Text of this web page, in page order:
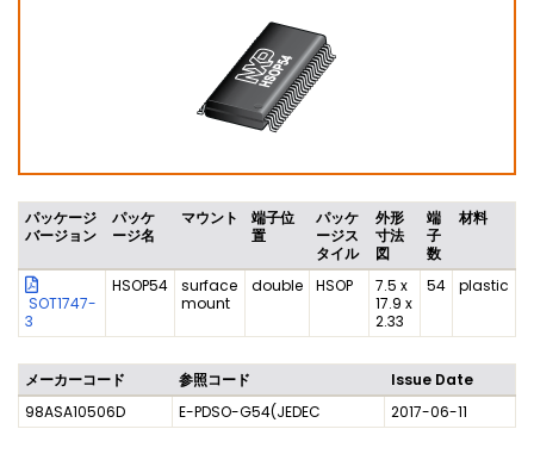
パッケージ
バージョン
パッケ
ージ名
マウント
端子位
置
パッケ
ージス
タイル
外形
寸法
図
端
子
数
材料
SOT1747-
3
HSOP54
surface
mount
double HSOP
7.5 x
17.9 x
2.33
54 plastic
メーカーコード 参照コード
Issue Date
98ASA10506D
E-PDSO-G54(JEDEC 2017-06-11